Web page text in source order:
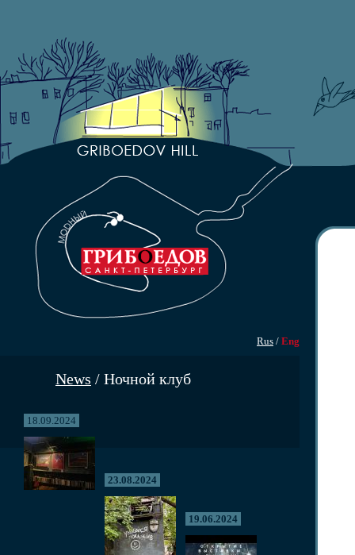
Rus / Eng
News / Ночной клуб
18.09.2024
23.08.2024
19.06.2024